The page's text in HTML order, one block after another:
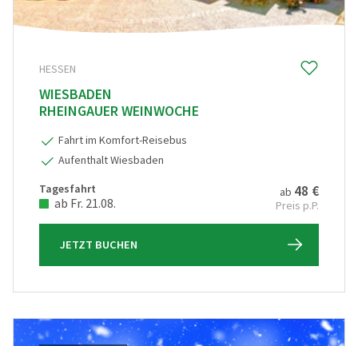
Radreisen(0)
Silvesterreisen
Städte, Kultur & Events
Vorteilsreisen(0)
Wanderreise
Weihnachtsmärkte
PREIS
€ 20 € 5 000
HESSEN
WIESBADEN
RHEINGAUER WEINWOCHE
Fahrt im Komfort-Reisebus
Aufenthalt Wiesbaden
Tagesfahrt
ab Fr. 21.08.
ab 48 €
Preis p.P.
JETZT BUCHEN